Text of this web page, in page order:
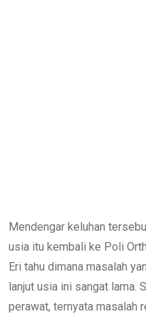
Mendengar keluhan
usia itu kembali ke Poli
Eri tahu dimana masalah
lanjut usia ini sangat lama.
perawat, ternyata masalah